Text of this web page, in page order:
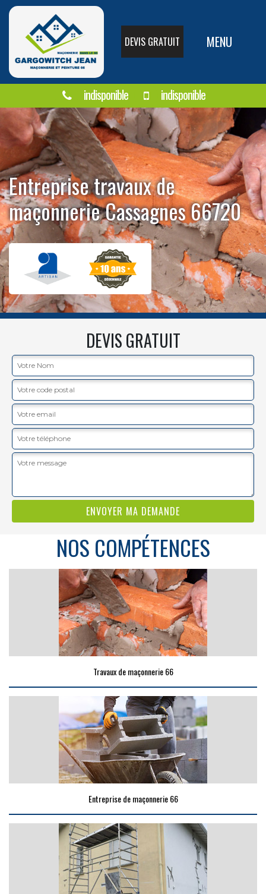
DEVIS GRATUIT MENU
indisponible indisponible
Entreprise travaux de
maçonnerie Cassagnes 66720
DEVIS GRATUIT
NOS COMPÉTENCES
Travaux de maçonnerie 66
Entreprise de maçonnerie 66